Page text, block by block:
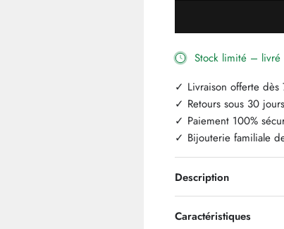
Stock limité – livré
✓ Livraison offerte dès
✓ Retours sous 30 jours
✓ Paiement 100%
✓ Bijouterie familiale
Description
Caractéristiques